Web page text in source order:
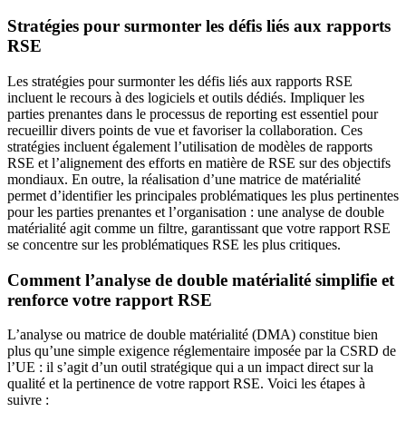
Stratégies pour surmonter les défis liés aux rapports
RSE
Les stratégies pour surmonter les défis liés aux rapports RSE
incluent le recours à des logiciels et outils dédiés. Impliquer les
parties prenantes dans le processus de reporting est essentiel pour
recueillir divers points de vue et favoriser la collaboration. Ces
stratégies incluent également l’utilisation de modèles de rapports
RSE et l’alignement des efforts en matière de RSE sur des objectifs
mondiaux. En outre, la réalisation d’une matrice de matérialité
permet d’identifier les principales problématiques les plus pertinentes
pour les parties prenantes et l’organisation : une analyse de double
matérialité agit comme un filtre, garantissant que votre rapport RSE
se concentre sur les problématiques RSE les plus critiques.
Comment l’analyse de double matérialité simplifie et
renforce votre rapport RSE
L’analyse ou matrice de double matérialité (DMA) constitue bien
plus qu’une simple exigence réglementaire imposée par la CSRD de
l’UE : il s’agit d’un outil stratégique qui a un impact direct sur la
qualité et la pertinence de votre rapport RSE. Voici les étapes à
suivre :